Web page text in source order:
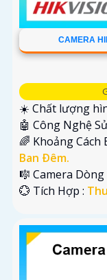
CAMERA
☀️ Chất lượng
🤖️ Công Nghệ
🌈 Khoảng Cách
Ban Ðêm.
🎼️ Camera Dòng
️💮 Tích Hợp :